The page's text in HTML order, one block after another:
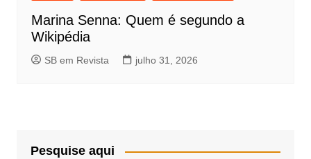
Marina Senna: Quem é segundo a
Wikipédia
SB em Revista julho 31, 2026
Pesquise aqui